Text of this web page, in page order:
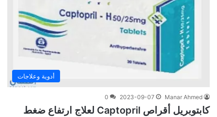
أدوية وعلاجات
Manar Ahmed
2023-09-07
0
كابتوبريل أقراص Captopril لعلاج ارتفاع ضغط